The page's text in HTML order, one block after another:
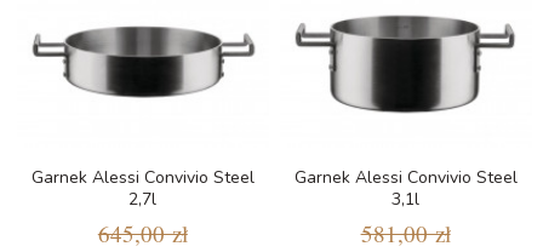
Garnek Alessi Convivio Steel
2,7l
645,00 zł
Garnek Alessi Convivio Steel
3,1l
581,00 zł